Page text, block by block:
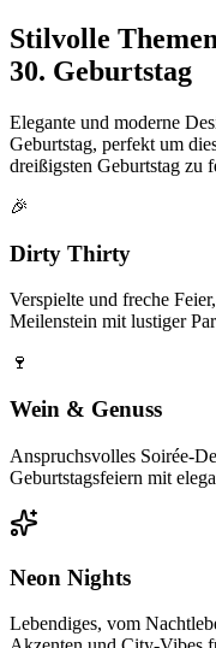
Stilvolle
30. Geburtstag
Elegante und moderne
Geburtstag, perfekt um
dreißigsten Geburtstag zu
🎉
Dirty Thirty
Verspielte und freche
Meilenstein mit lustiger
🍷
Wein & Genuss
Anspruchsvolles Soirée-
Geburtstagsfeiern mit
Neon Nights
Lebendiges, vom